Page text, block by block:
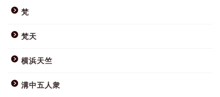
梵
梵天
横浜天竺
溝中五人衆